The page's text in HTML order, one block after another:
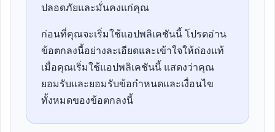
ปลอดภัยและมั่นคงแก่คุณ
ก่อนที่คุณจะเริ่มใช้แอปพลิเคชันนี้ โปรดอ่าน
ข้อตกลงนี้อย่างละเอียดและเข้าใจให้ถ่องแท้
เมื่อคุณเริ่มใช้แอปพลิเคชันนี้ แสดงว่าคุณ
ยอมรับและยอมรับข้อกำหนดและเงื่อนไข
ทั้งหมดของข้อตกลงนี้